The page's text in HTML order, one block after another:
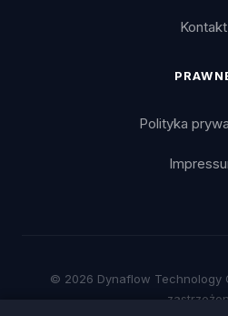
Kontakt
Polityka
© 2026 Dynaflow Technology